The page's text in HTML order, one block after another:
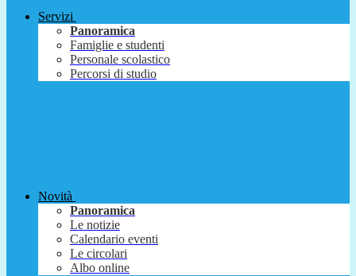
Servizi
Panoramica
Famiglie e studenti
Personale scolastico
Percorsi di studio
Novità
Panoramica
Le notizie
Calendario eventi
Le circolari
Albo online